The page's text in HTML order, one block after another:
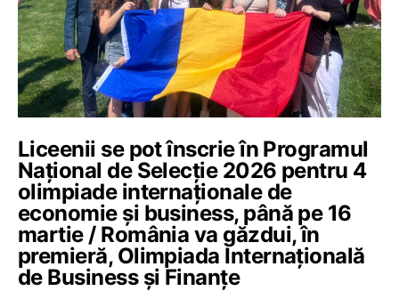
Liceenii se pot înscrie în Programul
Național de Selecție 2026 pentru 4
olimpiade internaționale de
economie și business, până pe 16
martie / România va găzdui, în
premieră, Olimpiada Internațională
de Business și Finanțe